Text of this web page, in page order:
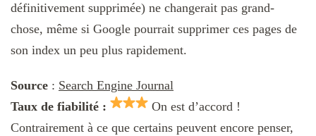
définitivement supprimée) ne changerait pas grand-
chose, même si Google pourrait supprimer ces pages de
son index un peu plus rapidement.
Source : Search Engine Journal
Taux de fiabilité :
On est d’accord !
Contrairement à ce que certains peuvent encore penser,